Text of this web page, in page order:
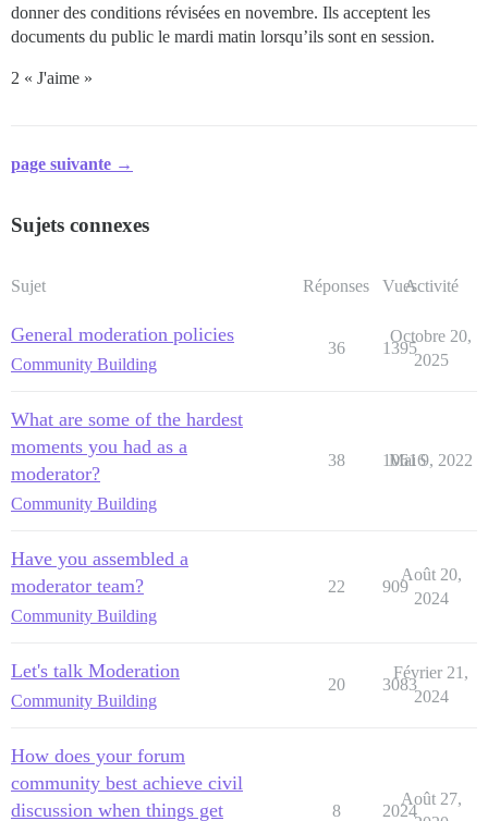
donner des conditions révisées en novembre. Ils acceptent les
documents du public le mardi matin lorsqu’ils sont en session.
2 « J'aime »
page suivante →
Sujets connexes
Sujet Réponses VuesActivité
General moderation policies
Community Building
36 1395
Octobre 20,
2025
What are some of the hardest
moments you had as a
moderator?
Community Building
38 10616
Mai 9, 2022
Have you assembled a
moderator team?
Community Building
22 909
Août 20,
2024
Let's talk Moderation
Community Building
20 3083
Février 21,
2024
How does your forum
community best achieve civil
discussion when things get
8 2024
Août 27,